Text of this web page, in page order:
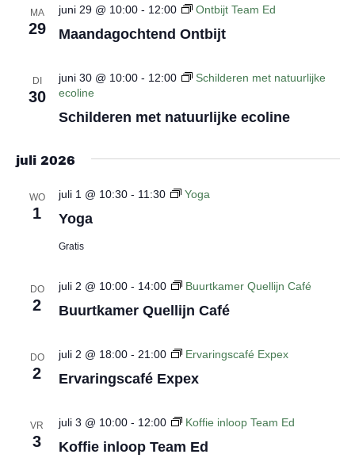
MA
29 Maandagochtend Ontbijt
juni 29 @ 10:00- 12:00 Ontbijt Team Ed
DI
30
Schilderen met natuurlijke ecoline
juni 30 @ 10:00- 12:00
Schilderen met natuurlijke
ecoline
juli 2026
WO
1 Yoga
juli 1 @ 10:30- 11:30 Yoga
Gratis
DO
2 Buurtkamer Quellijn Café
juli 2 @ 10:00- 14:00 Buurtkamer Quellijn Café
DO
2 Ervaringscafé Expex
juli 2 @ 18:00- 21:00 Ervaringscafé Expex
VR
3 Koffie inloop Team Ed
juli 3 @ 10:00- 12:00 Koffie inloop Team Ed